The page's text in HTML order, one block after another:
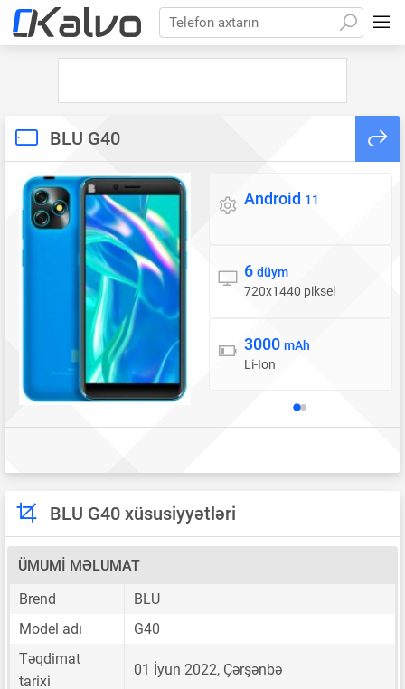
Telefon axtarın
BLU G40
Əməliyyat sistemi
Android 11
Ekran
6 düym
720x1440 piksel
Batareya
3000 mAh
Li-Ion
BLU G40 xüsusiyyətləri
ÜMUMI MƏLUMAT
Brend
BLU
Model adı
G40
Təqdimat
tarixi
01 İyun 2022, Çərşənbə